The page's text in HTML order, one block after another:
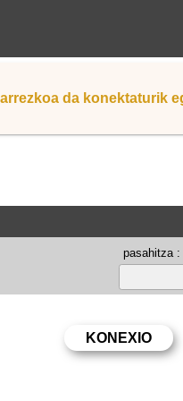
da konektaturik
pasahitza :